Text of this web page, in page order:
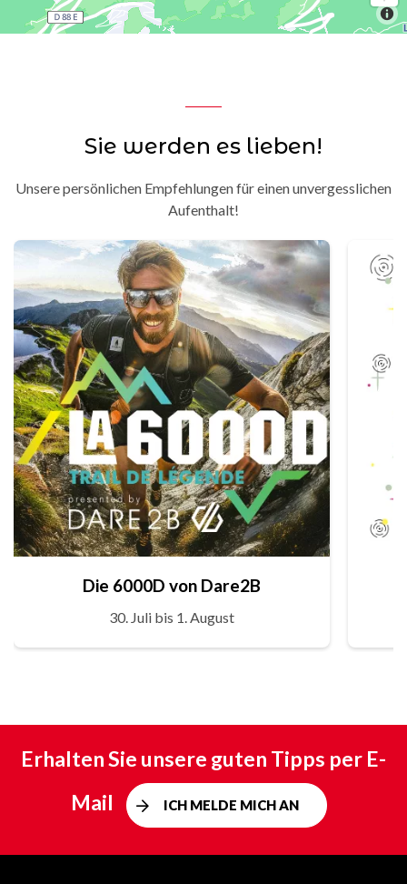
Sie werden es lieben!
Unsere persönlichen Empfehlungen für einen unvergesslichen
Aufenthalt!
Die 6000D von Dare2B
30. Juli bis 1. August
Erhalten Sie unsere guten Tipps per E-
Mail
ICH MELDE MICH AN